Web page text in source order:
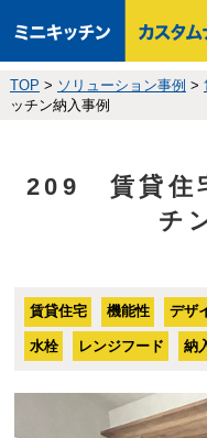
TOP > ソリューション事例 >
ッチン納入事例
209 賃貸住
チ
賃貸住宅 機能性 デザ
水栓 レンジフード 納